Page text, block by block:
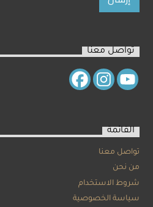
تواصل معنا
القائمة
تواصل معنا
من نحن
شروط الاستخدام
سياسة الخصوصية